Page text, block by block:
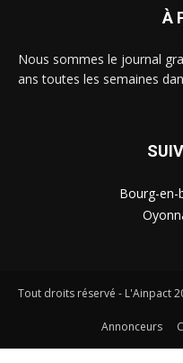
À
Nous sommes le journal
ans toutes les semaines
Bourg-en-
Tout droits réservé - L'Ainpact
Annonceurs